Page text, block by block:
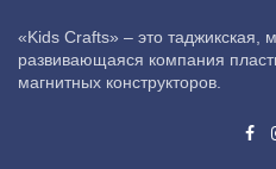
«Kids Crafts» – это таджикская,
развивающаяся компания
магнитных конструкторов.